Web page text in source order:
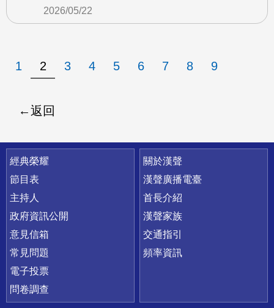
2026/05/22
1 2 3 4 5 6 7 8 9
返回
快速連結
經典榮耀
節目表
主持人
政府資訊公開
意見信箱
常見問題
電子投票
問卷調查
關於漢聲
漢聲廣播電臺
首長介紹
漢聲家族
交通指引
頻率資訊